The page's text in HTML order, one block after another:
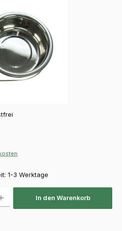
1-3 Werktage
In den Warenkorb